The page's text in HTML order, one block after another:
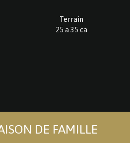
Terrain
25 a 35 ca
DE FAMILLE